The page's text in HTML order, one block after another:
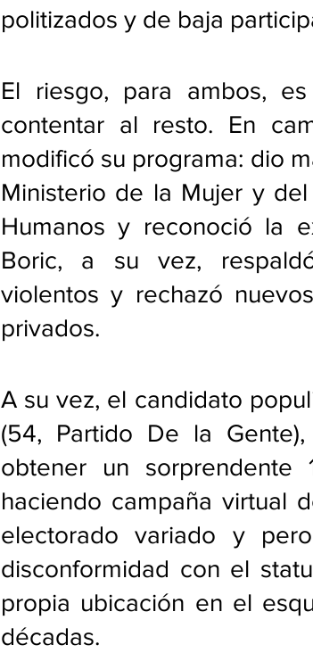
politizados y de baja
El riesgo, para ambos,
contentar al resto. En
modificó su programa: dio
Ministerio de la Mujer y
Humanos y reconoció la
Boric, a su vez,
violentos y rechazó
privados.
A su vez, el candidato
(54, Partido De la
obtener un sorprendente
haciendo campaña virtual
electorado variado y
disconformidad con el
propia ubicación en el
décadas.